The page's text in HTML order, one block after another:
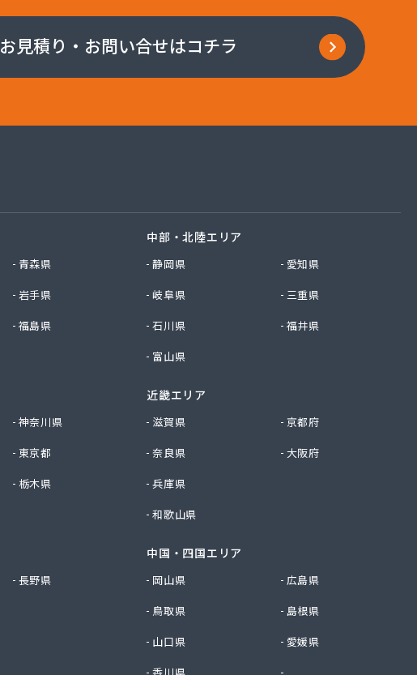
お見積り・お問い合せはコチラ
青森県
岩手県
福島県
神奈川県
東京都
栃木県
長野県
中部・北陸エリア
静岡県
愛知県
岐阜県
三重県
石川県
福井県
富山県
近畿エリア
滋賀県
京都府
奈良県
大阪府
兵庫県
和歌山県
中国・四国エリア
岡山県
広島県
鳥取県
島根県
山口県
愛媛県